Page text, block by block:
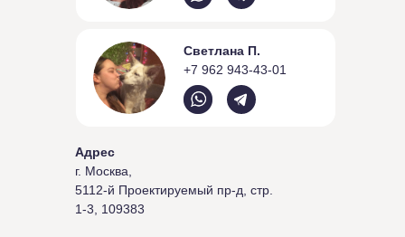
Адрес
г. Москва,
5112-й Проектируемый пр-д, стр.
1-3, 109383
Светлана П.
+7 962 943-43-01